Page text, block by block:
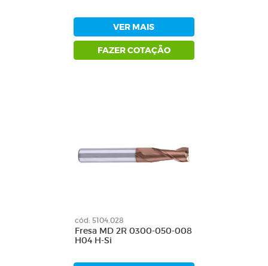
VER MAIS
FAZER COTAÇÃO
cód: 5104.028
Fresa MD 2R 0300-050-008
H04 H-Si